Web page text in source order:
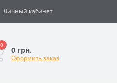
Личный кабинет
0
0 грн.
Оформить заказ